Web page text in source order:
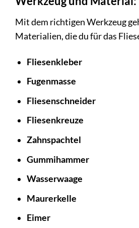
Mit dem richtigen Werkzeug
Materialien, die du für das
Fliesenkleber
Fugenmasse
Fliesenschneider
Fliesenkreuze
Zahnspachtel
Gummihammer
Wasserwaage
Maurerkelle
Eimer